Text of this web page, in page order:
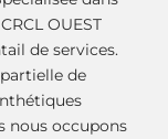
OUEST
de services.
de
nous occupons